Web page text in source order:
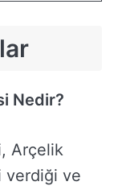
Nedir?
Arçelik
verdiği ve